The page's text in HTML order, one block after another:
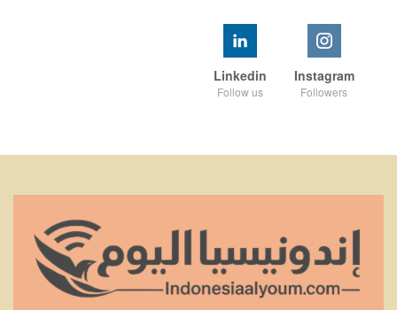
Instagram
Followers
Linkedin
Follow us